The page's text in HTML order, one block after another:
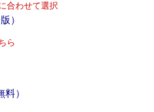
合わせて選択
）
ら
）